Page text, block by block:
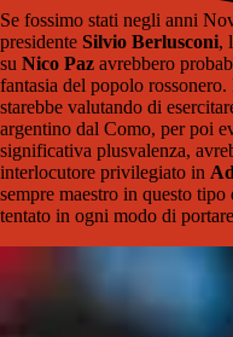
Se fossimo stati negli anni
presidente Silvio Berlusconi,
su Nico Paz avrebbero
fantasia del popolo
starebbe valutando di
argentino dal Como, per poi
significativa plusvalenza,
interlocutore privilegiato in
sempre maestro in questo
tentato in ogni modo di